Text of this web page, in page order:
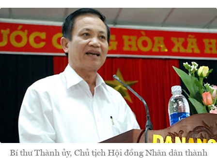
Bí thư Thành ủy, Chủ tịch Hội đồng Nhân dân thành